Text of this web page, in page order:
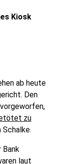
Kiosk
ab heute
Den
zu
Bank
laut